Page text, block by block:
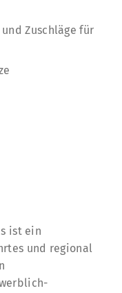
Zuschläge für
ist ein
und regional